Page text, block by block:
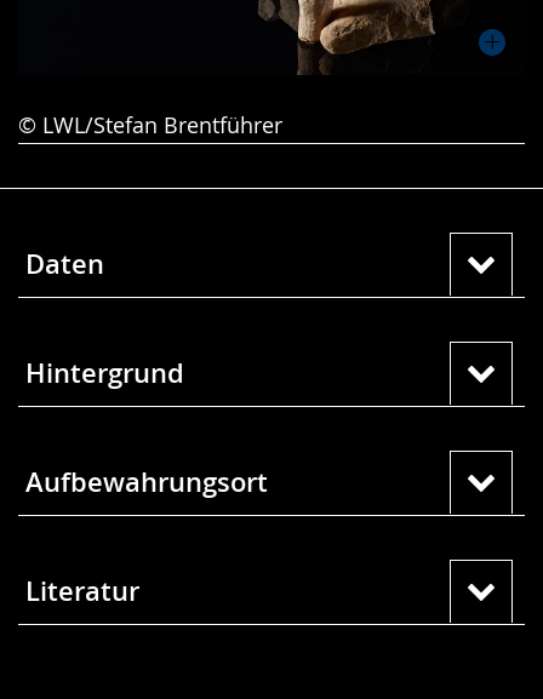
© LWL/Stefan Brentführer
Daten
Hintergrund
Aufbewahrungsort
Literatur